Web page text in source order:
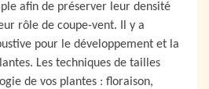
afin de préserver leur densité
rôle de coupe-vent. Il y a
pour le développement et la
Les techniques de tailles
de vos plantes : floraison,